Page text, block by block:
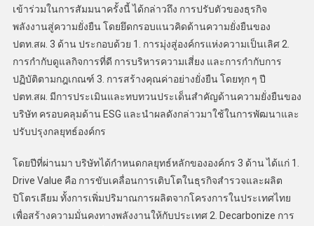
เข้าร่วมในการสัมมนาครั้งนี้ ได้กล่าวถึง การปรับตัวของธุรกิจ
พลังงานสู่ความยั่งยืน โดยยึดกรอบแนวคิดด้านความยั่งยืนของ
ปตท.สผ. 3 ด้าน ประกอบด้วย 1. การมุ่งสู่องค์กรแห่งความเป็นเลิศ 2.
การกำกับดูแลกิจการที่ดี การบริหารความเสี่ยง และการกำกับการ
ปฏิบัติตามกฎเกณฑ์ 3. การสร้างคุณค่าอย่างยั่งยืน โดยทุก ๆ ปี
ปตท.สผ. มีการประเมินและทบทวนประเด็นสำคัญด้านความยั่งยืนของ
บริษัท ครอบคลุมด้าน ESG และนำผลดังกล่าวมาใช้ในการพัฒนาและ
ปรับปรุงกลยุทธ์องค์กร
โดยปีที่ผ่านมา บริษัทได้กำหนดกลยุทธ์หลักขององค์กร 3 ด้าน ได้แก่ 1.
Drive Value คือ การขับเคลื่อนการเติบโตในธุรกิจสำรวจและผลิต
ปิโตรเลียม ทั้งการเพิ่มปริมาณการผลิตจากโครงการในประเทศไทย
เพื่อสร้างความมั่นคงทางพลังงานให้กับประเทศ 2. Decarbonize การ